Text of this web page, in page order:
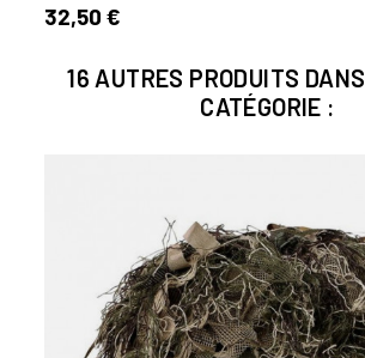
32,50 €
16 AUTRES PRODUITS
CATÉGORIE :